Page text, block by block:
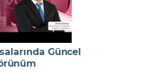
Güncel